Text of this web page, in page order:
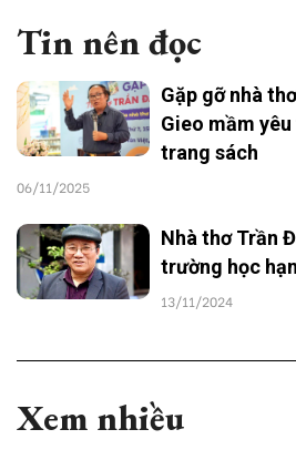
Tin nên đọc
Gặp gỡ nhà
Gieo mầm
trang sách
06/11/2025
Nhà thơ Trần
trường học
13/11/2024
Xem nhiều